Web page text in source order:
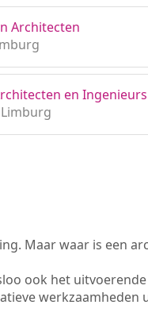
Architecten
en Ingenieurs
Maar waar is een
ook het
werkzaamheden